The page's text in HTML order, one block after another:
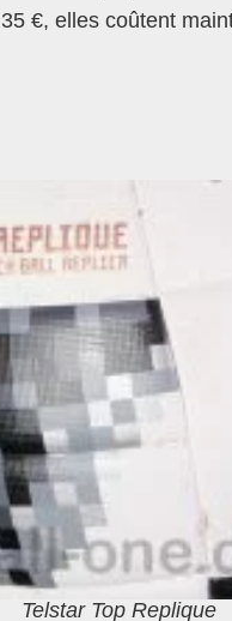
€, elles coûtent
Telstar Top Replique